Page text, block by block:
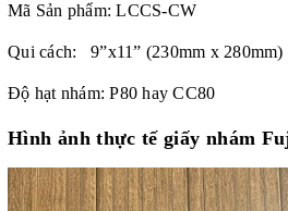
Mã Sản phẩm:LCCS-CW
Qui cách: 9”x11” (230mm x 280mm)
Độ hạt nhám: P80 hay CC80
Hình ảnh thực tếgiấy nhám